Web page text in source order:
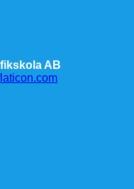
AB